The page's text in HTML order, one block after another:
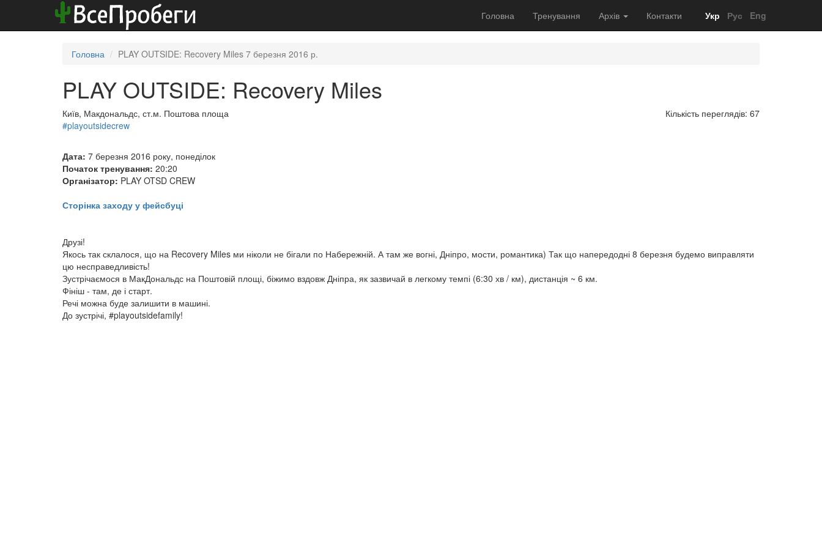
Головна Тренування Архів Контакти Укр Рус Eng
Головна PLAY OUTSIDE: Recovery Miles 7 березня 2016 р.
PLAY OUTSIDE: Recovery Miles
Київ, Макдональдс, ст.м. Поштова площа
Кількість переглядів: 67
#playoutsidecrew
Дата: 7 березня 2016 року, понеділок
Початок тренування: 20:20
Організатор: PLAY OTSD CREW
Сторінка заходу у фейсбуці
Друзі!
Якось так склалося, що на Recovery Miles ми ніколи не бігали по Набережній. А там же вогні, Дніпро, мости, романтика) Так що напередодні 8 березня будемо виправляти
цю несправедливість!
Зустрічаємося в МакДональдс на Поштовій площі, біжимо вздовж Дніпра, як зазвичай в легкому темпі (6:30 хв / км), дистанція ~ 6 км.
Фініш - там, де і старт.
Речі можна буде залишити в машині.
До зустрічі, #playoutsidefamily!